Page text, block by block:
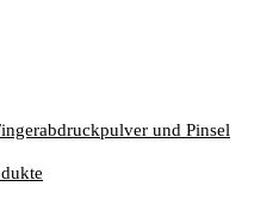
und Pinsel